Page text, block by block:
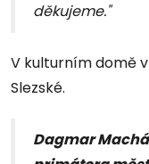
děkujeme."
V kulturním domě
Slezské.
Dagmar